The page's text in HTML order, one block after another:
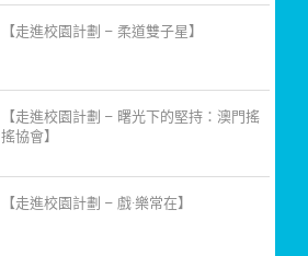
【走進校園計劃 – 柔道雙子星】
【走進校園計劃 – 曙光下的堅持：澳門搖
搖協會】
【走進校園計劃 – 戲·樂常在】